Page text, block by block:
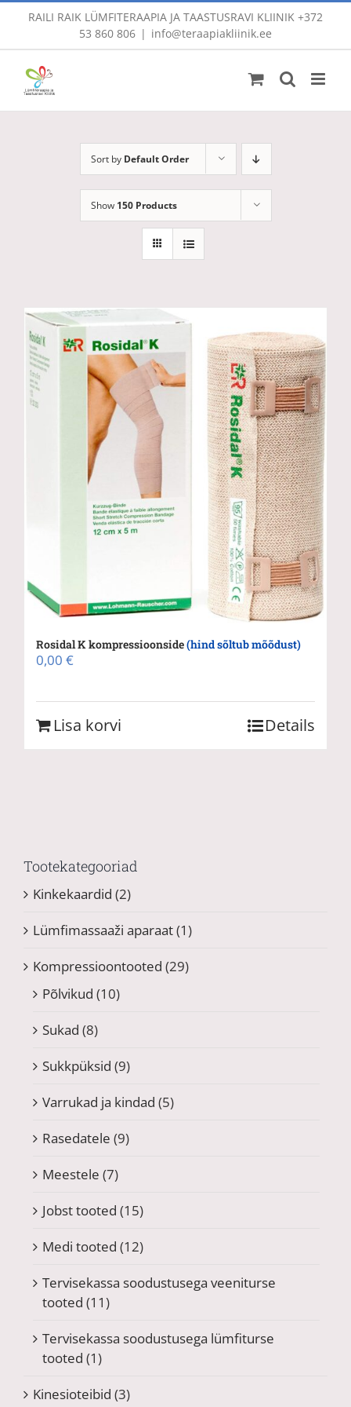
content
RAILI RAIK LÜMFITERAAPIA JA TAASTUSRAVI KLIINIK +372
53 860 806 | info@teraapiakliinik.ee
Sort by Default Order
Show 150 Products
Rosidal K kompressioonside(hind sõltub mõõdust)
0,00 €
Lisa korvi Details
Tootekategooriad
Kinkekaardid (2)
Lümfimassaaži aparaat(1)
Kompressioontooted (29)
Põlvikud (10)
Sukad (8)
Sukkpüksid (9)
Varrukad ja kindad (5)
Rasedatele (9)
Meestele (7)
Jobst tooted (15)
Medi tooted (12)
Tervisekassa soodustusega veeniturse
tooted (11)
Tervisekassa soodustusega lümfiturse
tooted (1)
Kinesioteibid (3)